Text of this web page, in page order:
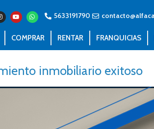
5633191790
COMPRAR RENTAR FRANQUICIAS
inmobiliario exitoso